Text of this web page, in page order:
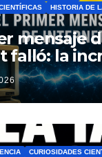
HISTORIA DE
mensaje
falló: la
el mundo
CURIOSIDADES